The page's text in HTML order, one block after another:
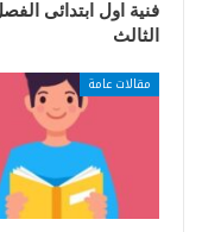
فنية اول ابتدائى
الثالث
مقالات عامة